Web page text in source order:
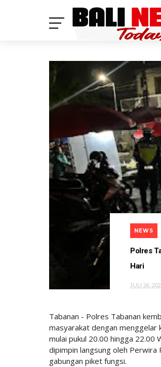
NEWS
Polres
Hari
JULI 26,
Tabanan - Polres Tabanan
masyarakat dengan menggelar
mulai pukul 20.00 hingga 22.00
dipimpin langsung oleh
gabungan piket fungsi.